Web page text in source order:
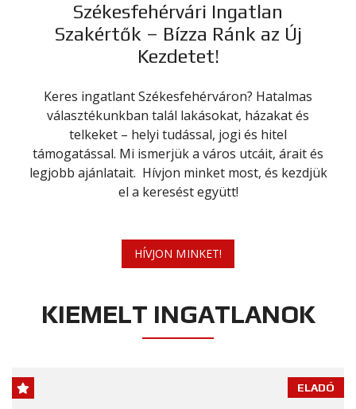
Székesfehérvári Ingatlan
Szakértők – Bízza Ránk az Új
Kezdetet!
Keres ingatlant Székesfehérváron? Hatalmas
választékunkban talál lakásokat, házakat és
telkeket – helyi tudással, jogi és hitel
támogatással. Mi ismerjük a város utcáit, árait és
legjobb ajánlatait. Hívjon minket most, és kezdjük
el a keresést együtt!
HÍVJON MINKET!
KIEMELT INGATLANOK
ELADÓ